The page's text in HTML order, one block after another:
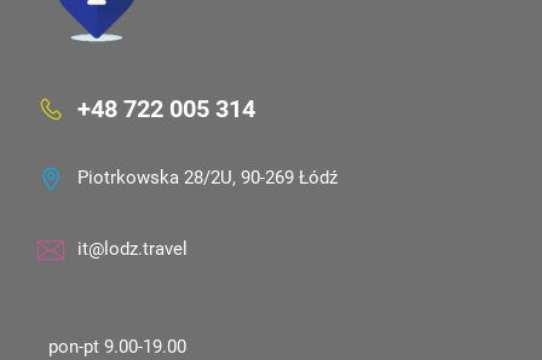
+48 722 005 314
Piotrkowska 28/2U, 90-269 Łódź
it@lodz.travel
pon-pt 9.00-19.00